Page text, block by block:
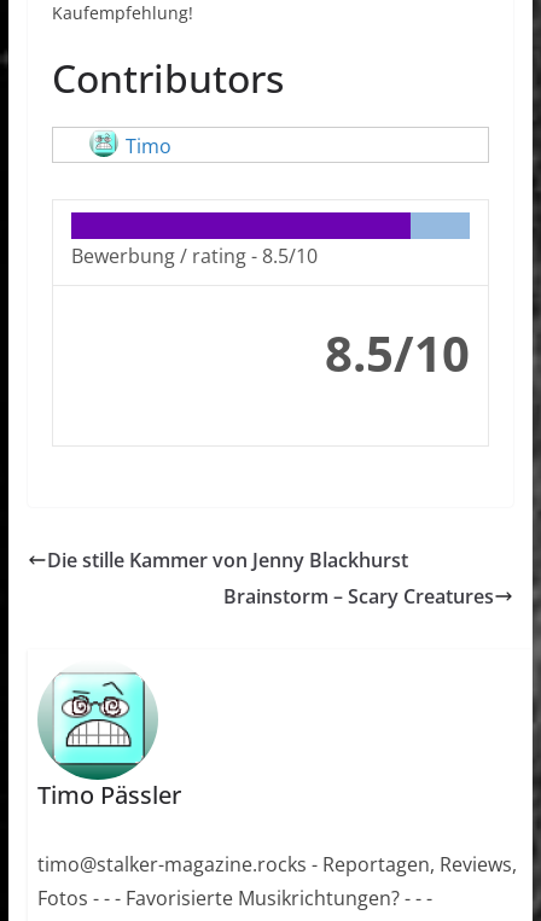
Kaufempfehlung!
Contributors
Timo
Bewerbung / rating -8.5/10
8.5/10
Die stille Kammer von Jenny Blackhurst
Brainstorm – Scary Creatures
Timo Pässler
timo@stalker-magazine.rocks - Reportagen, Reviews,
Fotos - - - Favorisierte Musikrichtungen? - - -